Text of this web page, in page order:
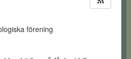
förening